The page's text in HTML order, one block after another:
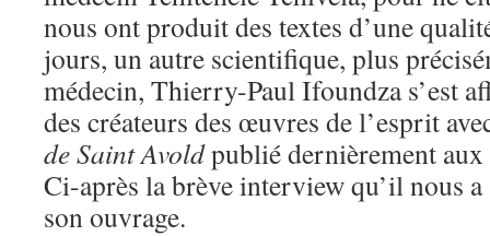
nous ont produit des textes d’une
jours, un autre scientifique, plus
médecin, Thierry-Paul Ifoundza s’est
des créateurs des œuvres de l’esprit
de Saint Avoldpublié dernièrement aux
Ci-après la brève interview qu’il nous a
son ouvrage.